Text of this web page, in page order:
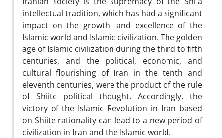
intellectual tradition, which has had a significant
impact on the growth, and excellence of the
Islamic world and Islamic civilization. The golden
age of Islamic civilization during the third to fifth
centuries, and the political, economic, and
cultural flourishing of Iran in the tenth and
eleventh centuries, were the product of the rule
of Shiite political thought. Accordingly, the
victory of the Islamic Revolution in Iran based
on Shiite rationality can lead to a new period of
civilization in Iran and the Islamic world.